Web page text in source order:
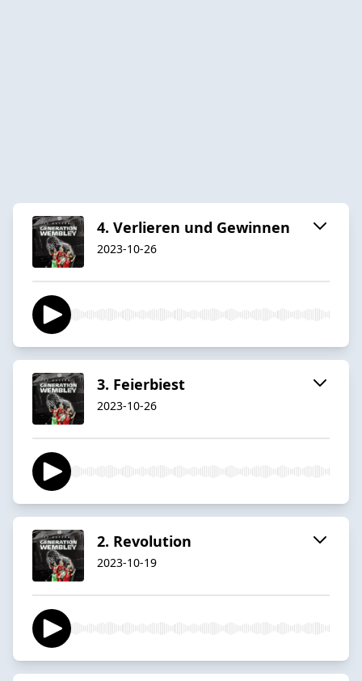
4. Verlieren und Gewinnen
2023-10-26
3. Feierbiest
2023-10-26
2. Revolution
2023-10-19